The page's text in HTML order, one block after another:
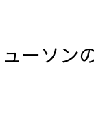
ーソン